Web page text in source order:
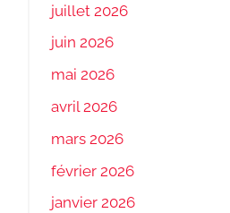
juillet 2026
juin 2026
mai 2026
avril 2026
mars 2026
février 2026
janvier 2026